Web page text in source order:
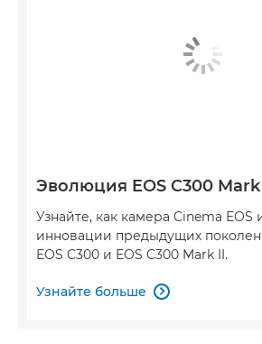
Эволюция EOS C300
Узнайте, как камера Cinema EOS
инновации предыдущих
EOS C300 и EOS C300 Mark II.
Узнайте больше 